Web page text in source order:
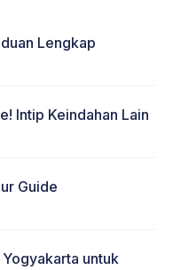
Lengkap
Intip Keindahan Lain
Guide
untuk